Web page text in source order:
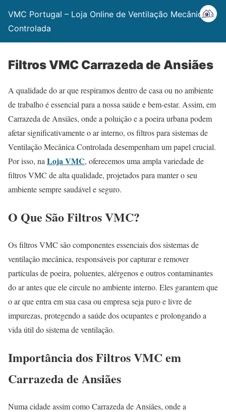
VMC Portugal – Loja Online de Ventilação Mecânica
Controlada
Filtros VMC Carrazeda de Ansiães
A qualidade do ar que respiramos dentro de casa ou no ambiente
de trabalho é essencial para a nossa saúde e bem-estar. Assim, em
Carrazeda de Ansiães, onde a poluição e a poeira urbana podem
afetar significativamente o ar interno, os filtros para sistemas de
Ventilação Mecânica Controlada desempenham um papel crucial.
Por isso, na Loja VMC, oferecemos uma ampla variedade de
filtros VMC de alta qualidade, projetados para manter o seu
ambiente sempre saudável e seguro.
O Que São Filtros VMC?
Os filtros VMC são componentes essenciais dos sistemas de
ventilação mecânica, responsáveis por capturar e remover
partículas de poeira, poluentes, alérgenos e outros contaminantes
do ar antes que ele circule no ambiente interno. Eles garantem que
o ar que entra em sua casa ou empresa seja puro e livre de
impurezas, protegendo a saúde dos ocupantes e prolongando a
vida útil do sistema de ventilação.
Importância dos Filtros VMC em
Carrazeda de Ansiães
Numa cidade assim como Carrazeda de Ansiães, onde a